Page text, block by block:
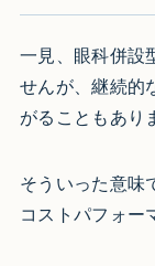
一見、眼科併設
せんが、継続的
がることもあり
そういった意味
コストパフォー